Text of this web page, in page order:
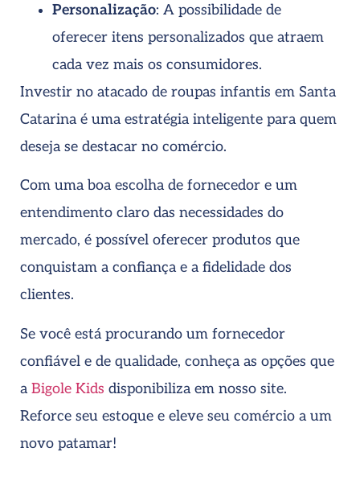
Personalização: A possibilidade de
oferecer itens personalizados que atraem
cada vez mais os consumidores.
Investir no atacado de roupas infantis em Santa
Catarina é uma estratégia inteligente para quem
deseja se destacar no comércio.
Com uma boa escolha de fornecedor e um
entendimento claro das necessidades do
mercado, é possível oferecer produtos que
conquistam a confiança e a fidelidade dos
clientes.
Se você está procurando um fornecedor
confiável e de qualidade, conheça as opções que
aBigole Kids disponibiliza em nosso site.
Reforce seu estoque e eleve seu comércio a um
novo patamar!